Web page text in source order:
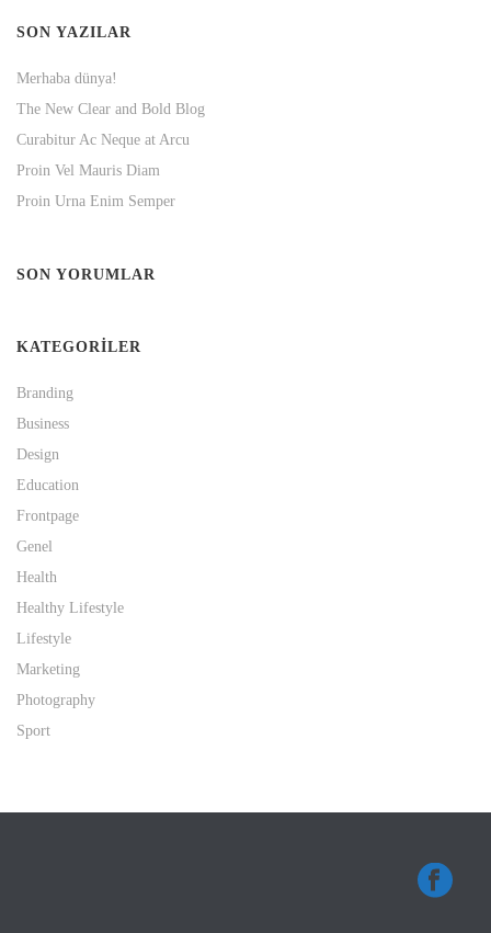
SON YAZILAR
Merhaba dünya!
The New Clear and Bold Blog
Curabitur Ac Neque at Arcu
Proin Vel Mauris Diam
Proin Urna Enim Semper
SON YORUMLAR
KATEGORILER
Branding
Business
Design
Education
Frontpage
Genel
Health
Healthy Lifestyle
Lifestyle
Marketing
Photography
Sport